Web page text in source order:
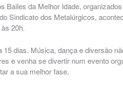
Bailes da Melhor Idade,
Sindicato dos Metalúrgicos,
20h.
dias. Música, dança e diversão
e venha se divertir num evento
a sua melhor fase.